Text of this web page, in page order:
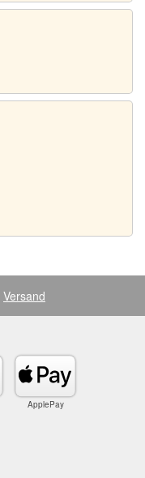
Versand
ApplePay